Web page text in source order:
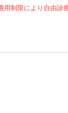
制限により自由診